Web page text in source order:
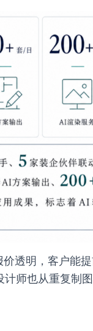
透明，客户能
师也从重复制